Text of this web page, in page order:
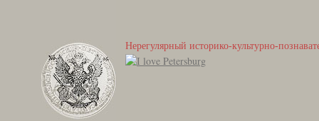
Нерегулярный историко-культурно-